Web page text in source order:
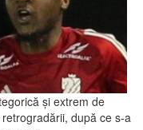
și extrem de
după ce s-a